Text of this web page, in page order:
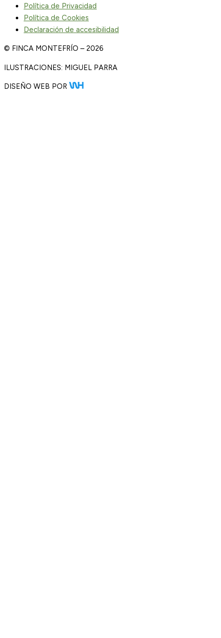
Política de Privacidad
Política de Cookies
Declaración de accesibilidad
© FINCA MONTEFRÍO – 2026
ILUSTRACIONES: MIGUEL PARRA
DISEÑO WEB POR